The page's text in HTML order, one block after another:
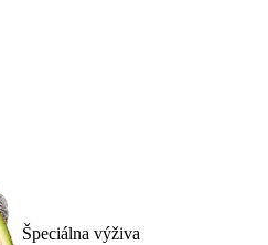
Špeciálna výživa